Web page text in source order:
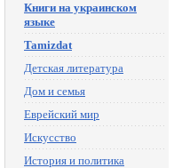
Книги на украинском
языке
Tamizdat
Детская литература
Дом и семья
Еврейский мир
Искусство
История и политика